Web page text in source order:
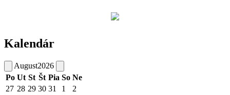
Kalendár
August2026
Po Ut St Št Pia So Ne
27 28 29 30 31 1
2